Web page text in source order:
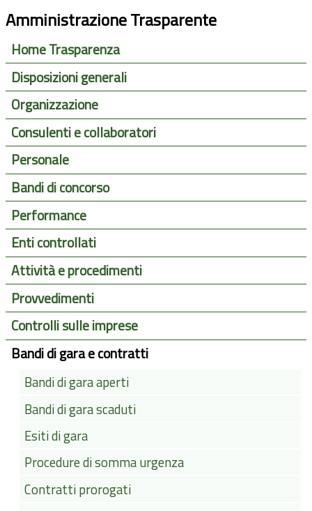
Amministrazione Trasparente
Home Trasparenza
Disposizioni generali
Organizzazione
Consulenti e collaboratori
Personale
Bandi di concorso
Performance
Enti controllati
Attività e procedimenti
Provvedimenti
Controlli sulle imprese
Bandi di gara e contratti
Bandi di gara aperti
Bandi di gara scaduti
Esiti di gara
Procedure di somma urgenza
Contratti prorogati